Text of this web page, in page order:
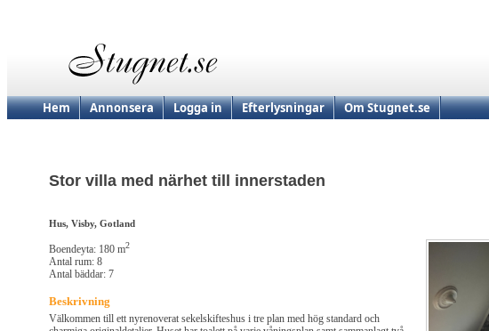
Hem Annonsera Logga in Efterlysningar Om Stugnet.se
Stor villa med närhet till innerstaden
Hus, Visby, Gotland
Boendeyta: 180 m2
Antal rum: 8
Antal bäddar: 7
Beskrivning
Välkommen till ett nyrenoverat sekelskifteshus i tre plan med hög standard och